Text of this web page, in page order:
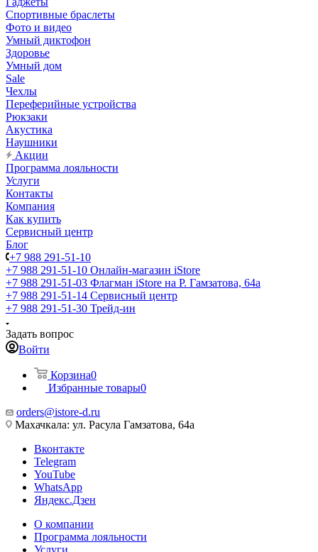
Спортивные браслеты
Фото и видео
Умный диктофон
Здоровье
Умный дом
Sale
Чехлы
Переферийные устройства
Рюкзаки
Акустика
Наушники
Акции
Программа лояльности
Услуги
Контакты
Компания
Как купить
Сервисный центр
Блог
+7 988 291-51-10
+7 988 291-51-10 Онлайн-магазин iStore
+7 988 291-51-03 Флагман iStore на Р. Гамзатова, 64а
+7 988 291-51-14 Сервисный центр
+7 988 291-51-30 Трейд-ин
Задать вопрос
Войти
Корзина0
Избранные товары0
orders@istore-d.ru
Махачкала: ул. Расула Гамзатова, 64а
Вконтакте
Telegram
YouTube
WhatsApp
Яндекс.Дзен
О компании
Программа лояльности
Услуги